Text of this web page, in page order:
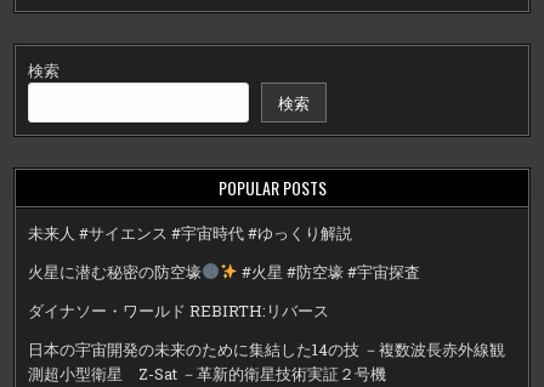
検索
検索
POPULAR POSTS
未来人 #サイエンス #宇宙時代 #ゆっくり解説
火星に潜む秘密の防空壕
#火星 #防空壕 #宇宙探査
ダイナソー・ワールド REBIRTH:リバース
日本の宇宙開発の未来のために集結した14の技 －複数波長赤外線観
測超小型衛星 Z-Sat －革新的衛星技術実証２号機